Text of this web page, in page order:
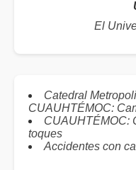
El
Catedral
CUAUHTÉMOC:
CUAUHTÉMOC:
toques
Accidentes con